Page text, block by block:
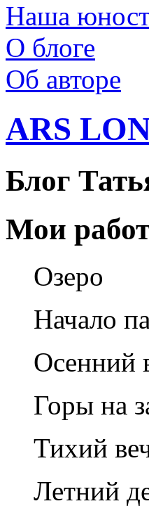
Наша
О блоге
Об авторе
ARS
Блог
Мои
Озеро
Начало
Осенний
Горы на
Тихий
Летний